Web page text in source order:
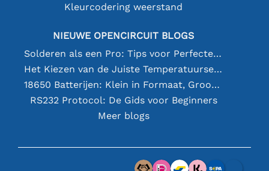
Kleurcodering weerstand
NIEUWE OPENCIRCUIT BLOGS
Solderen als een Pro: Tips voor Perfecte Elektronische Verbindingen
Het Kiezen van de Juiste Temperatuursensor [youtube]
18650 Batterijen: Klein in Formaat, Groot in Prestatie
RS232 Protocol: De Gids voor Beginners
Meer blogs